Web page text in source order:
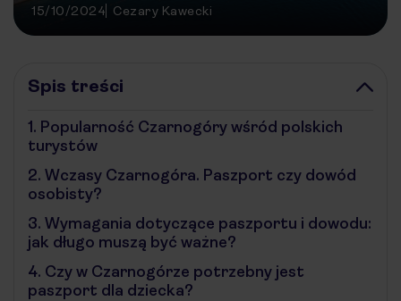
15/10/2024 Cezary Kawecki
Spis treści
1. Popularność Czarnogóry wśród polskich
turystów
2. Wczasy Czarnogóra. Paszport czy dowód
osobisty?
3. Wymagania dotyczące paszportu i dowodu:
jak długo muszą być ważne?
4. Czy w Czarnogórze potrzebny jest
paszport dla dziecka?